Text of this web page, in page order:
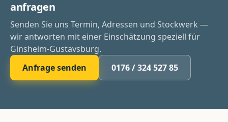
anfragen
Senden Sie uns Termin, Adressen und Stockwerk —
wir antworten mit einer Einschätzung speziell für
Ginsheim-Gustavsburg.
Anfrage senden
0176 / 324 527 85